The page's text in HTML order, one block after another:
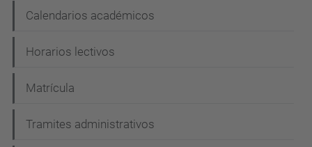
g
a
i
ó
Calendarios académicos
Horarios lectivos
Matrícula
Tramites administrativos